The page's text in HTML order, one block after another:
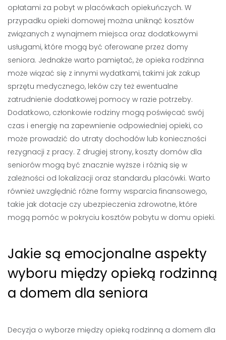
opłatami za pobyt w placówkach opiekuńczych. W
przypadku opieki domowej można uniknąć kosztów
związanych z wynajmem miejsca oraz dodatkowymi
usługami, które mogą być oferowane przez domy
seniora. Jednakże warto pamiętać, że opieka rodzinna
może wiązać się z innymi wydatkami, takimi jak zakup
sprzętu medycznego, leków czy też ewentualne
zatrudnienie dodatkowej pomocy w razie potrzeby.
Dodatkowo, członkowie rodziny mogą poświęcać swój
czas i energię na zapewnienie odpowiedniej opieki, co
może prowadzić do utraty dochodów lub konieczności
rezygnacji z pracy. Z drugiej strony, koszty domów dla
seniorów mogą być znacznie wyższe i różnią się w
zależności od lokalizacji oraz standardu placówki. Warto
również uwzględnić różne formy wsparcia finansowego,
takie jak dotacje czy ubezpieczenia zdrowotne, które
mogą pomóc w pokryciu kosztów pobytu w domu opieki.
Jakie są emocjonalne aspekty
wyboru między opieką rodzinną
a domem dla seniora
Decyzja o wyborze między opieką rodzinną a domem dla